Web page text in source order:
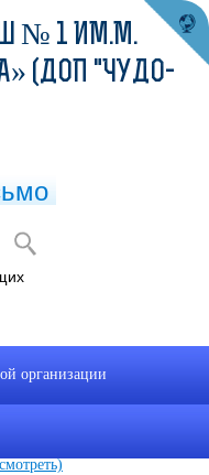
и подходы к
№ 1 ИМ.М.
(ДОП "ЧУДО-
организации